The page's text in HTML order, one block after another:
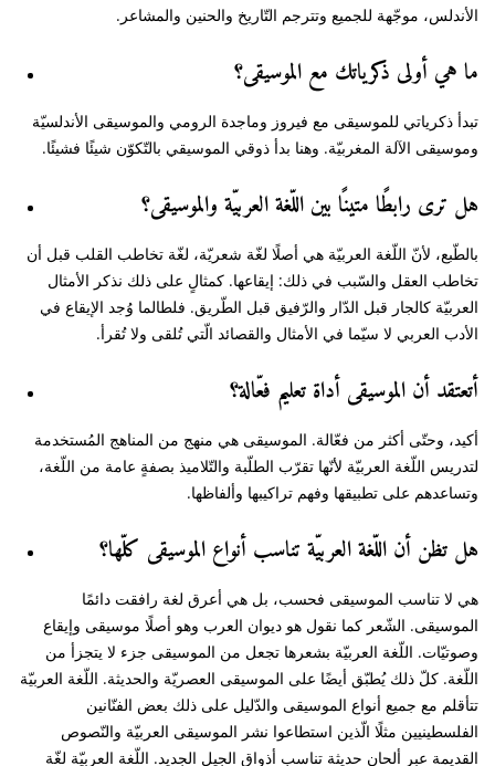
الأندلس، موجّهة للجميع وتترجم التّاريخ والحنين والمشاعر.
ما هي أولى ذكرياتك مع الموسيقى؟
تبدأ ذكرياتي للموسيقى مع فيروز وماجدة الرومي والموسيقى الأندلسيّة
وموسيقى الآلة المغربيّة. وهنا بدأ ذوقي الموسيقي بالتّكوّن شيئًا فشيئًا.
هل ترى رابطًا متينًا بين اللّغة العربيّة والموسيقى؟
بالطّبع، لأنّ اللّغة العربيّة هي أصلًا لغّة شعريّة، لغّة تخاطب القلب قبل أن
تخاطب العقل والسّبب في ذلك: إيقاعها. كمثالٍ على ذلك نذكر الأمثال
العربيّة كالجار قبل الدّار والرّفيق قبل الطّريق. فلطالما وُجد الإيقاع في
الأدب العربي لا سيّما في الأمثال والقصائد الّتي تُلقى ولا تُقرأ.
أتعتقد أن الموسيقى أداة تعليم فعّالة؟
أكيد، وحتّى أكثر من فعّالة. الموسيقى هي منهج من المناهج المُستخدمة
لتدريس اللّغة العربيّة لأنّها تقرّب الطلّبة والتّلاميذ بصفةٍ عامة من اللّغة،
وتساعدهم على تطبيقها وفهم تراكيبها وألفاظها.
هل تظن أن اللّغة العربيّة تناسب أنواع الموسيقى كلّها؟
هي لا تناسب الموسيقى فحسب، بل هي أعرق لغة رافقت دائمًا
الموسيقى. الشّعر كما نقول هو ديوان العرب وهو أصلًا موسيقى وإيقاع
وصوتيّات. اللّغة العربيّة بشعرها تجعل من الموسيقى جزء لا يتجزأ من
اللّغة. كلّ ذلك يُطبّق أيضًا على الموسيقى العصريّة والحديثة. اللّغة العربيّة
تتأقلم مع جميع أنواع الموسيقى والدّليل على ذلك بعض الفنّانين
الفلسطينيين مثلًا الّذين استطاعوا نشر الموسيقى العربيّة والنّصوص
القديمة عبر ألحانٍ حديثة تناسب أذواق الجيل الجديد. اللّغة العربيّة لغّة